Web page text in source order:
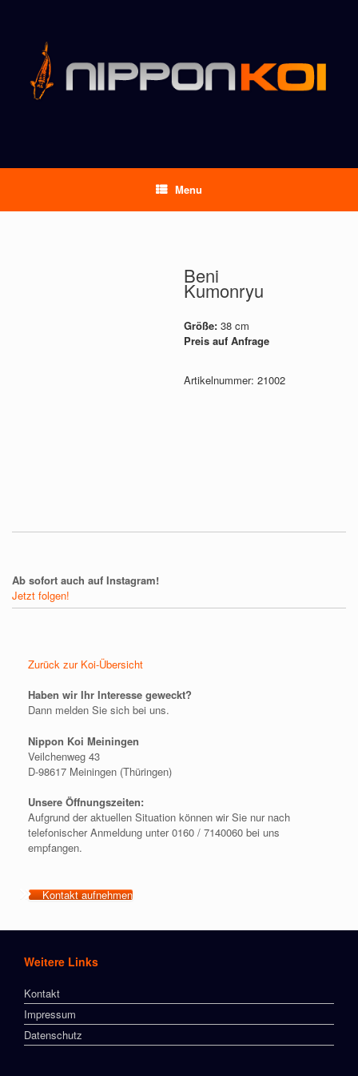
Menu
Beni
Kumonryu
Größe: 38 cm
Preis auf Anfrage
Artikelnummer:21002
Ab sofort auch auf Instagram!
Jetzt folgen!
Zurück zur Koi-Übersicht
Haben wir Ihr Interesse geweckt?
Dann melden Sie sich bei uns.
Nippon Koi Meiningen
Veilchenweg 43
D-98617 Meiningen (Thüringen)
Unsere Öffnungszeiten:
Aufgrund der aktuellen Situation können wir Sie nur nach
telefonischer Anmeldung unter 0160 / 7140060 bei uns
empfangen.
Kontakt aufnehmen
Weitere Links
Kontakt
Impressum
Datenschutz